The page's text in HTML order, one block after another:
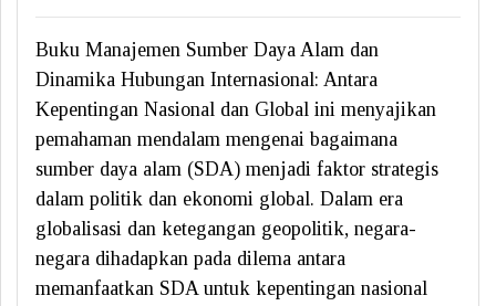
Buku Manajemen Sumber Daya Alam dan
Dinamika Hubungan Internasional: Antara
Kepentingan Nasional dan Global ini menyajikan
pemahaman mendalam mengenai bagaimana
sumber daya alam (SDA) menjadi faktor strategis
dalam politik dan ekonomi global. Dalam era
globalisasi dan ketegangan geopolitik, negara-
negara dihadapkan pada dilema antara
memanfaatkan SDA untuk kepentingan nasional